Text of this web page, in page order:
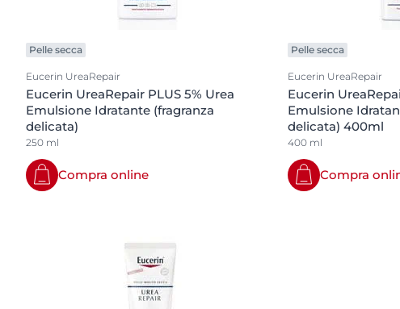
Pelle secca
Eucerin UreaRepair
Eucerin UreaRepair PLUS 5% Urea
Emulsione Idratante (fragranza
delicata)
250 ml
Compra online
Pelle secca
Eucerin UreaRepair
Eucerin
Emulsione
delicata) 400ml
400 ml
Compra